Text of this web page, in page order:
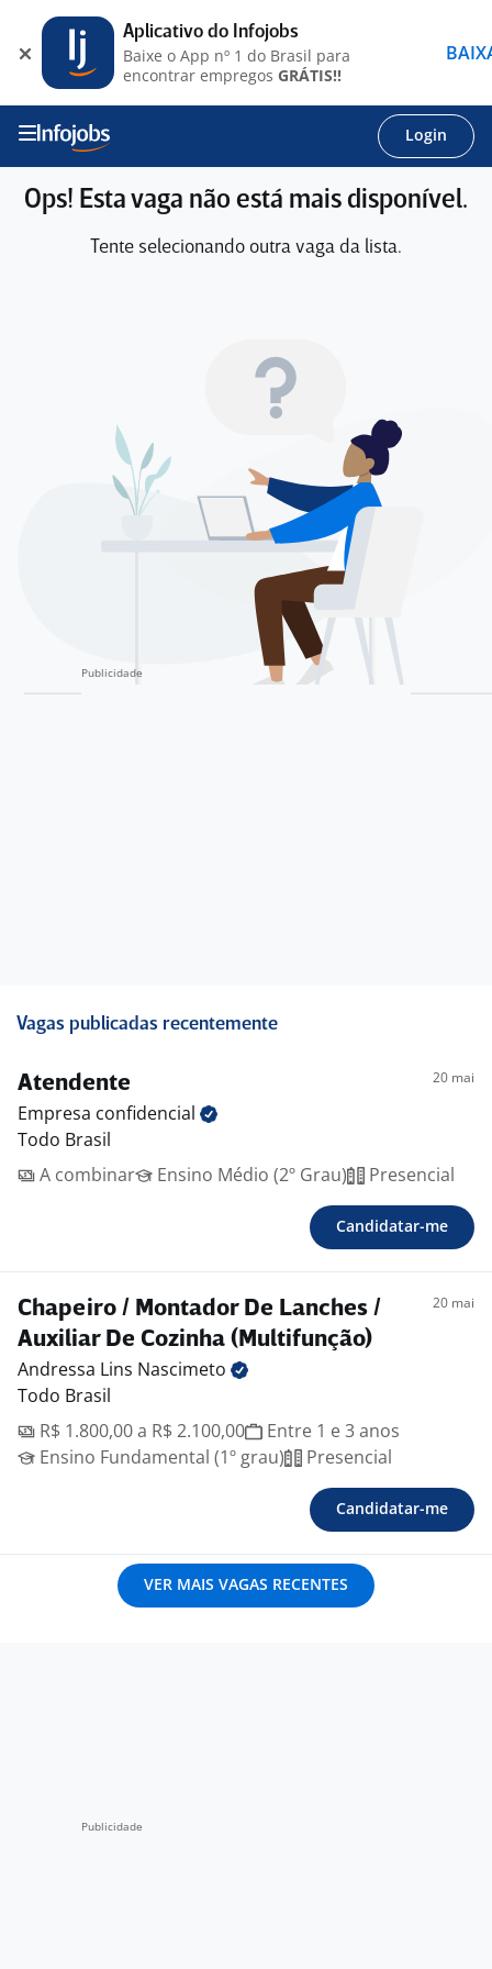
Login
Ops! Esta vaga não está mais disponível.
Tente selecionando outra vaga da lista.
Vagas publicadas recentemente
Atendente 20 mai
Empresa confidencial
Todo Brasil
A combinar
Ensino Médio (2º Grau) Presencial
Candidatar-me
Chapeiro / Montador De Lanches /
Auxiliar De Cozinha (Multifunção)
20 mai
Andressa Lins Nascimeto
Todo Brasil
R$ 1.800,00 a R$ 2.100,00
Entre 1 e 3 anos
Ensino Fundamental (1º grau)
Presencial
Candidatar-me
VER MAIS VAGAS RECENTES
Aplicativo do Infojobs
Baixe o App nº 1 do Brasil para
encontrar empregos GRÁTIS!!